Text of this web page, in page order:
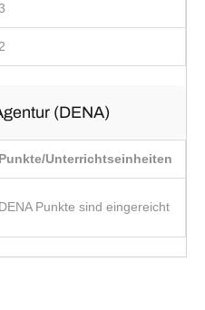
2
(DENA)
Punkte/Unterrichtseinheiten
DENA Punkte sind eingereicht